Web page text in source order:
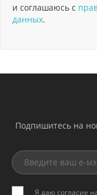
и соглашаюсь с
данных.
Подпишитесь на
Я даю согласие